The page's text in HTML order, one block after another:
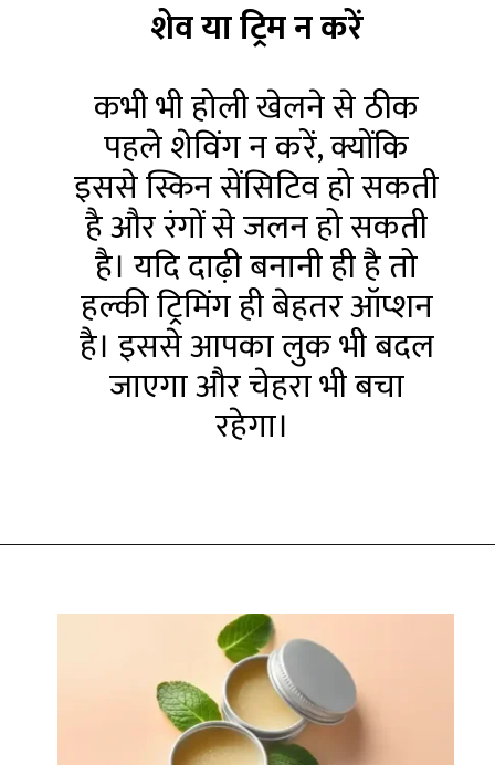
शेव या ट्रिम न करें
कभी भी होली खेलने से ठीक
पहले शेविंग न करें, क्योंकि
इससे स्किन सेंसिटिव हो सकती
है और रंगों से जलन हो सकती
है। यदि दाढ़ी बनानी ही है तो
हल्की ट्रिमिंग ही बेहतर ऑप्शन
है। इससे आपका लुक भी बदल
जाएगा और चेहरा भी बचा
रहेगा।